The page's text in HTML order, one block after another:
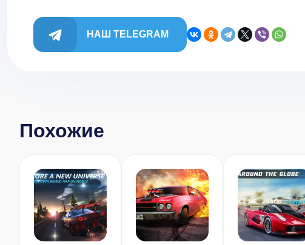
НАШ TELEGRAM
Похожие